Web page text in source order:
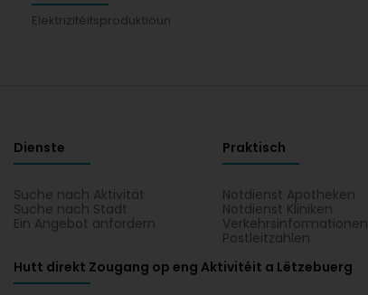
Elektrizitéitsproduktioun
Dienste
Suche nach Aktivität
Suche nach Stadt
Ein Angebot anfordern
Praktisch
Notdienst Apotheken
Notdienst Kliniken
Verkehrsinformationen
Postleitzahlen
Hutt direkt Zougang op eng Aktivitéit a Lëtzebuerg